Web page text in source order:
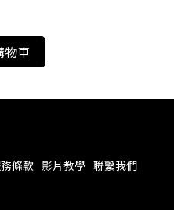
物車
條款 影片教學 聯繫我們